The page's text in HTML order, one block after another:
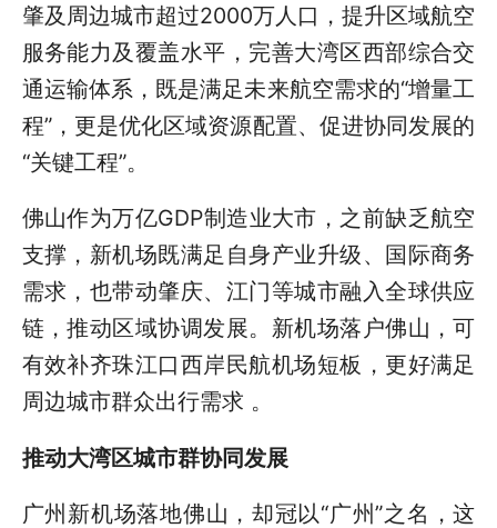
肇及周边城市超过2000万人口，提升区域航空
服务能力及覆盖水平，完善大湾区西部综合交
通运输体系，既是满足未来航空需求的“增量工
程”，更是优化区域资源配置、促进协同发展的
“关键工程”。
佛山作为万亿GDP制造业大市，之前缺乏航空
支撑，新机场既满足自身产业升级、国际商务
需求，也带动肇庆、江门等城市融入全球供应
链，推动区域协调发展。新机场落户佛山，可
有效补齐珠江口西岸民航机场短板，更好满足
周边城市群众出行需求 。
推动大湾区城市群协同发展
广州新机场落地佛山，却冠以“广州”之名，这